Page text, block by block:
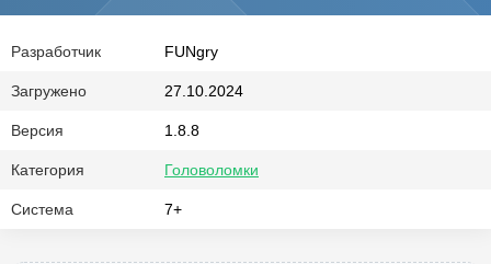
Разработчик FUNgry
Загружено 27.10.2024
Версия 1.8.8
Категория Головоломки
Система 7+